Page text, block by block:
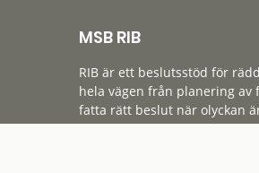
MSB RIB
RIB är ett beslutsstöd för
hela vägen från planering
fatta rätt beslut när olyckan